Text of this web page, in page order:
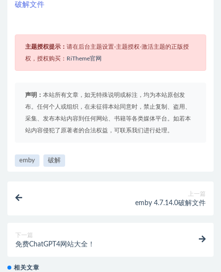
破解文件
主题授权提示： 请在后台主题设置-主题授权-激活主题的正版授
权，授权购买： RiTheme官网
声明： 本站所有文章，如无特殊说明或标注，均为本站原创发
布。任何个人或组织，在未征得本站同意时，禁止复制、盗用、
采集、发布本站内容到任何网站、书籍等各类媒体平台。如若本
站内容侵犯了原著者的合法权益，可联系我们进行处理。
emby 破解
上一篇
emby 4.7.14.0破解文件
下一篇
免费ChatGPT4网站大全！
相关文章